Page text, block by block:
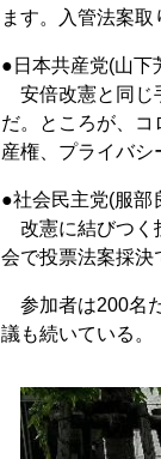
ます。入管法案
●日本共産党(山下
安倍改憲と同じ
だ。ところが、
産権、プライバシ
●社会民主党(服部
改憲に結びつく
会で投票法案採決
参加者は200名
議も続いている。